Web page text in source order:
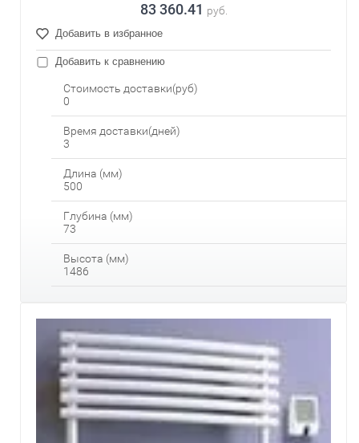
83 360.41 руб.
Добавить в избранное
Добавить к сравнению
Стоимость доставки(руб)
0
Время доставки(дней)
3
Длина (мм)
500
Глубина (мм)
73
Высота (мм)
1486